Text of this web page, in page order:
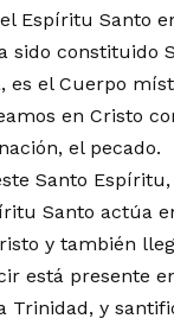
Espíritu Santo
sido constituido
el Cuerpo
en Cristo
el pecado.
Santo
Santo actúa
y también
está presente
Trinidad, y